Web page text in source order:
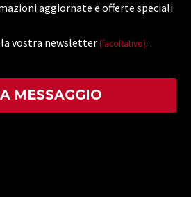
aggiornate e offerte speciali
la vostra newsletter (facoltativo).